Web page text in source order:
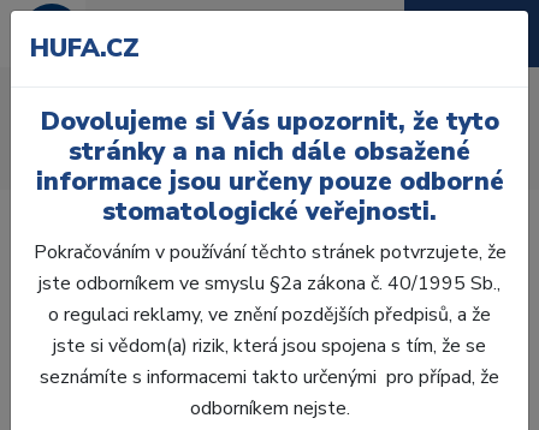
Úvod Zuby
AcryRock
AcryRock 1x28 S41-I41-D39, A2
HUFA.CZ
Dovolujeme si Vás upozornit, že tyto
stránky a na nich dále obsažené
informace jsou určeny pouze odborné
stomatologické veřejnosti.
Pokračováním v používání těchto stránek potvrzujete, že
jste odborníkem ve smyslu §2a zákona č. 40/1995 Sb.,
o regulaci reklamy, ve znění pozdějších předpisů, a že
jste si vědom(a) rizik, která jsou spojena s tím, že se
seznámíte s informacemi takto určenými pro případ, že
odborníkem nejste.